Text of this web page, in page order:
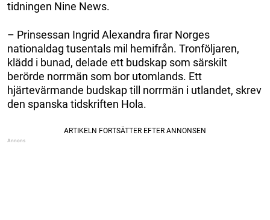
tidningen Nine News.
– Prinsessan Ingrid Alexandra firar Norges
nationaldag tusentals mil hemifrån. Tronföljaren,
klädd i bunad, delade ett budskap som särskilt
berörde norrmän som bor utomlands. Ett
hjärtevärmande budskap till norrmän i utlandet, skrev
den spanska tidskriften Hola.